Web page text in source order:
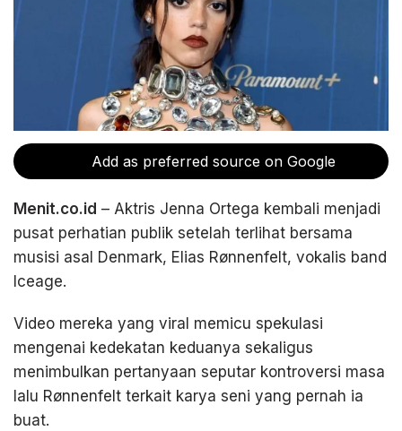
Add as preferred source on Google
Menit.co.id – Aktris Jenna Ortega kembali menjadi
pusat perhatian publik setelah terlihat bersama
musisi asal Denmark, Elias Rønnenfelt, vokalis band
Iceage.
Video mereka yang viral memicu spekulasi
mengenai kedekatan keduanya sekaligus
menimbulkan pertanyaan seputar kontroversi masa
lalu Rønnenfelt terkait karya seni yang pernah ia
buat.